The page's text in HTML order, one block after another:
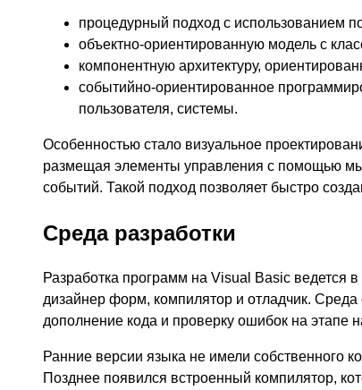
процедурный подход с использованием
объектно-ориентированную модель с
компонентную архитектуру,
событийно-ориентированное
пользователя, системы.
Особенностью стало визуальное
размещая элементы управления с помощью
событий. Такой подход позволяет быстро
Среда разработки
Разработка программ на Visual Basic ведется
дизайнер форм, компилятор и отладчик. Среда
дополнение кода и проверку ошибок на этапе
Ранние версии языка не имели собственного
Позднее появился встроенный компилятор,